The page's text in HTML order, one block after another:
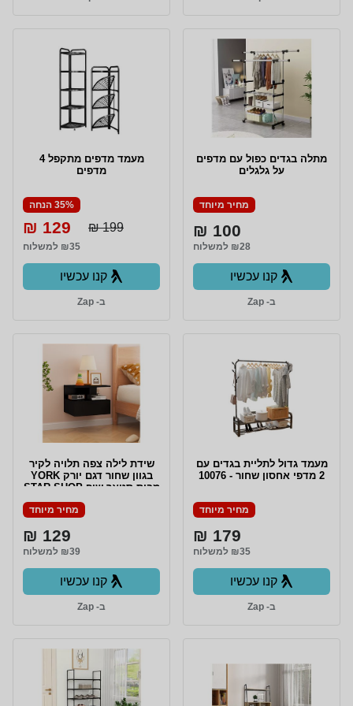
מתלה בגדים כפול עם מדפים
על גלגלים
מחיר מיוחד
100 ₪
₪28 למשלוח
קנו עכשיו
ב- Zap
מעמד מדפים מתקפל 4
מדפים
35% הנחה
199 ₪
129 ₪
₪35 למשלוח
קנו עכשיו
ב- Zap
מעמד גדול לתליית בגדים עם
2 מדפי אחסון שחור - 10076
מחיר מיוחד
179 ₪
₪35 למשלוח
קנו עכשיו
ב- Zap
שידת לילה צפה תלויה לקיר
בגוון שחור דגם יורק YORK
מבית סטאר שופ STAR SHOP
מחיר מיוחד
129 ₪
₪39 למשלוח
קנו עכשיו
ב- Zap